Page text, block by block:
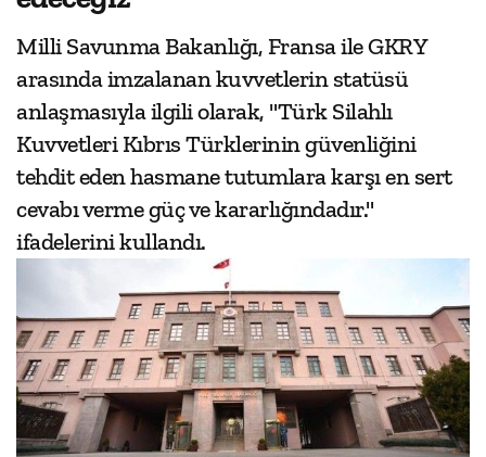
Milli Savunma Bakanlığı, Fransa ile GKRY
arasında imzalanan kuvvetlerin statüsü
anlaşmasıyla ilgili olarak, "Türk Silahlı
Kuvvetleri Kıbrıs Türklerinin güvenliğini
tehdit eden hasmane tutumlara karşı en sert
cevabı verme güç ve kararlığındadır."
ifadelerini kullandı.